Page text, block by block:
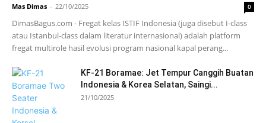
Mas Dimas - 22/10/2025 0
DimasBagus.com - Fregat kelas ISTIF Indonesia (juga disebut I-class
atau Istanbul-class dalam literatur internasional) adalah platform
fregat multirole hasil evolusi program nasional kapal perang...
KF-21 Boramae: Jet Tempur Canggih Buatan
Indonesia & Korea Selatan, Saingi...
21/10/2025